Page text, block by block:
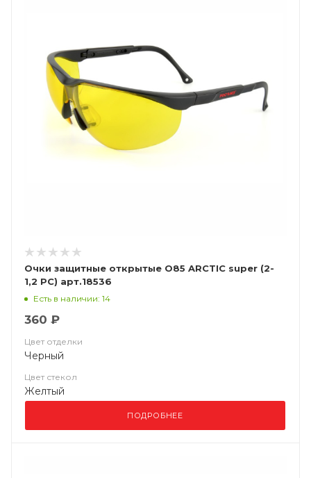
Очки защитные открытые О85 ARCTIС super (2-
1,2 PC) арт.18536
Есть в наличии: 14
360 ₽
Цвет отделки
Черный
Цвет стекол
Желтый
ПОДРОБНЕЕ